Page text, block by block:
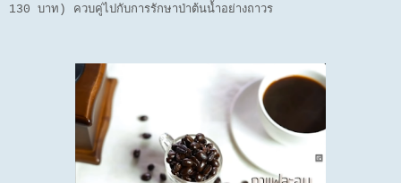
130 บาท) ควบคู่ไปกับการรักษาป่าต้นน้ำอย่างถาวร